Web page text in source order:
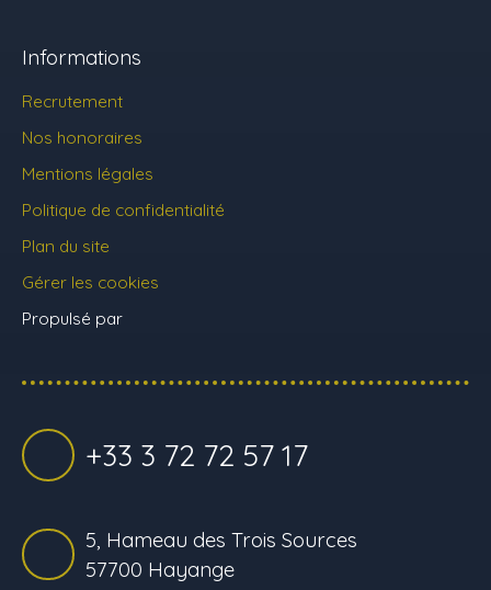
Informations
Recrutement
Nos honoraires
Mentions légales
Politique de confidentialité
Plan du site
Gérer les cookies
Propulsé par
+33 3 72 72 57 17
5, Hameau des Trois Sources
57700 Hayange